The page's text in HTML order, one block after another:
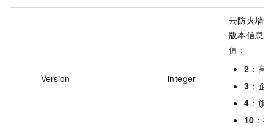
Version integer
云防火墙
版本信息
值：
2 ：高
3 ：企
4 ：旗
10 ：